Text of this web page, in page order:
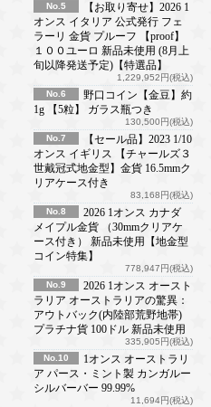
No.5
【お取り寄せ】2026 1
オンス イタリア 公式発行 フェ
ラーリ 金貨 プルーフ 【proof】
１００ユーロ 新品未使用 (8月上
旬以降発送予定)【特選品】
1,229,952円(税込)
No.6
野口コイン【金豆】約
1g 【5粒】 ガラス瓶つき
130,500円(税込)
No.7
【セール品】2023 1/10
オンス イギリス 【チャールズ３
世戴冠式地金型】金貨 16.5mmク
リアケース付き
83,168円(税込)
No.8
2026 1オンス カナダ
メイプル金貨 （30mmクリアケ
ース付き） 新品未使用【地金型
コイン特集】
778,947円(税込)
No.9
2026 1オンス オースト
ラリア オーストラリアの驚異：
アウトバック(内陸部荒野地帯)
プラチナ貨 100ドル 新品未使用
335,905円(税込)
No.10
1オンス オーストラリ
ア パース・ミント製 カンガルー
シルバーバー 99.99%
11,694円(税込)